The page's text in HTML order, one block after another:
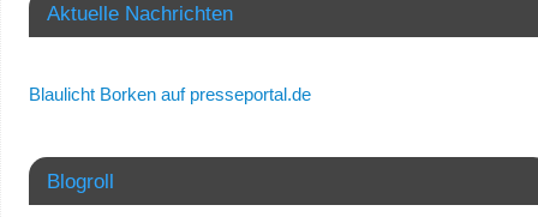
Aktuelle Nachrichten
Blaulicht Borken auf presseportal.de
Blogroll